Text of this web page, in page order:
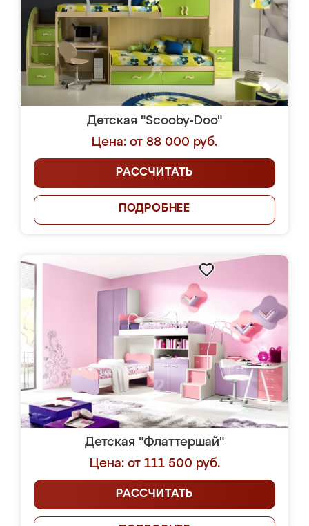
Детская "Scooby-Doo"
Цена: от 88 000 руб.
РАССЧИТАТЬ
ПОДРОБНЕЕ
Детская "Флаттершай"
Цена: от 111 500 руб.
РАССЧИТАТЬ